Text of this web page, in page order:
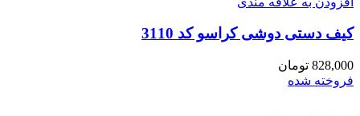
کیف دستی دوشی کراسو کد 3110
828,000 تومان
فروخته شده